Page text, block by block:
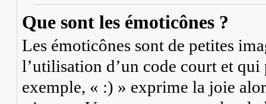
Que sont les émoticônes ?
Les émoticônes sont de petites
l’utilisation d’un code court et qui
exemple, « :) » exprime la joie